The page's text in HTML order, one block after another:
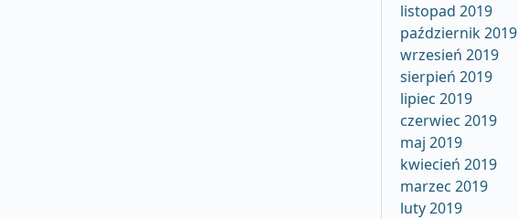
listopad 2019
październik 2019
wrzesień 2019
sierpień 2019
lipiec 2019
czerwiec 2019
maj 2019
kwiecień 2019
marzec 2019
luty 2019